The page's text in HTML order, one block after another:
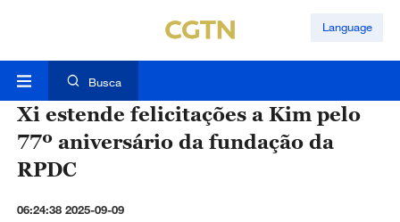
Language
Busca
Xi estende felicitações a Kim pelo
77º aniversário da fundação da
RPDC
06:24:38 2025-09-09